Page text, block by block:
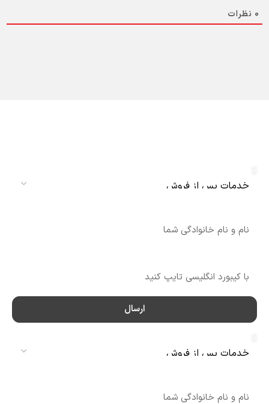
0 نظرات
ارسال